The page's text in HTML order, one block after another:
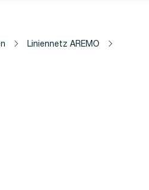
Liniennetz AREMO